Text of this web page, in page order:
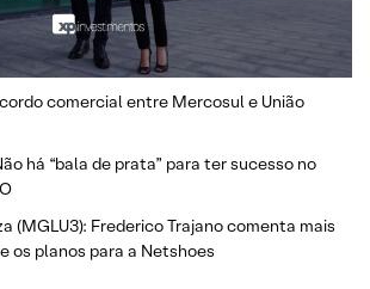
comercial entre Mercosul e União
há “bala de prata” para ter sucesso no
(MGLU3): Frederico Trajano comenta mais
os planos para a Netshoes